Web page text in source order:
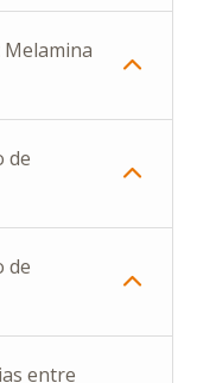
Melamina
de
de
entre